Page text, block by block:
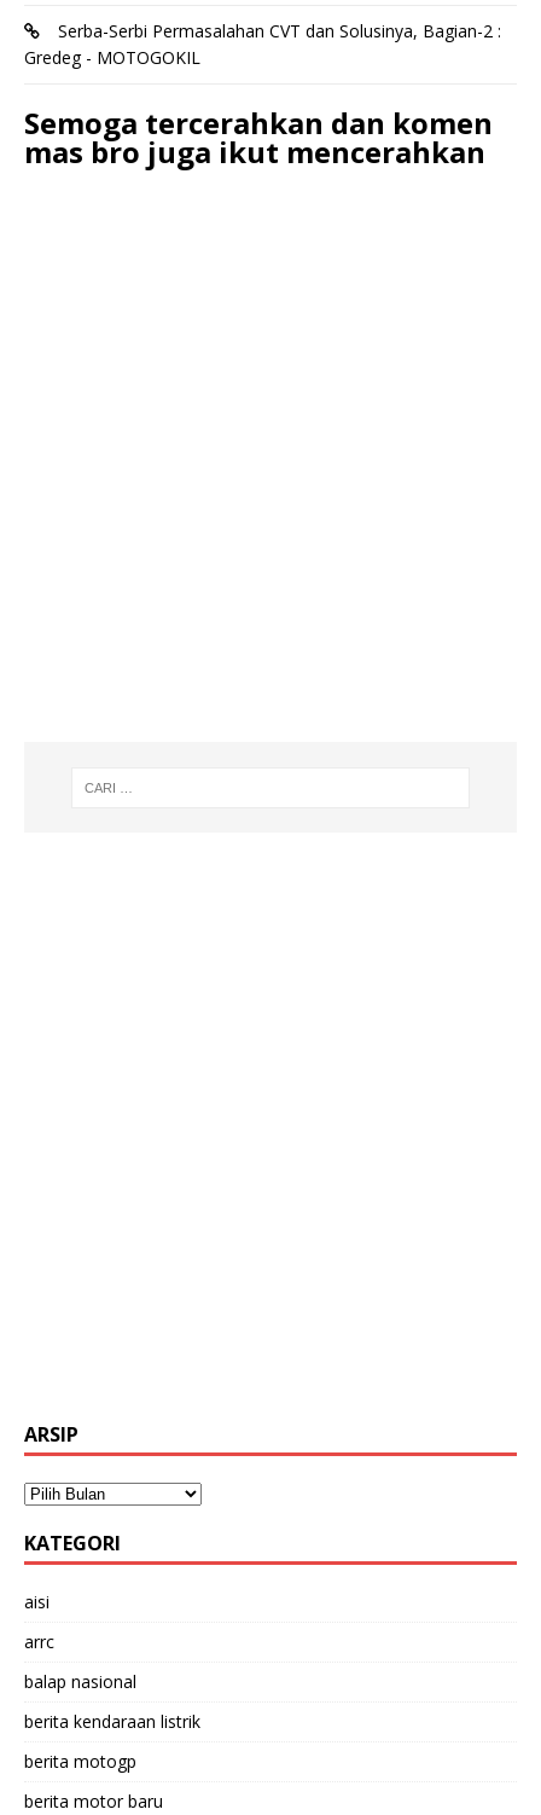
Serba-Serbi Permasalahan CVT dan Solusinya, Bagian-2 :
Gredeg - MOTOGOKIL
Semoga tercerahkan dan komen
mas bro juga ikut mencerahkan
ARSIP
KATEGORI
aisi
arrc
balap nasional
berita kendaraan listrik
berita motogp
berita motor baru